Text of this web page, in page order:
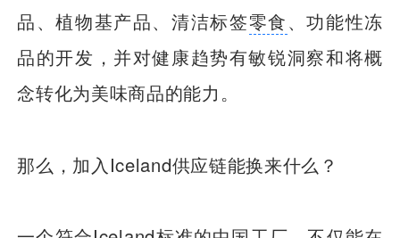
品、植物基产品、清洁标签零食、功能性冻
品的开发，并对健康趋势有敏锐洞察和将概
念转化为美味商品的能力。
那么，加入Iceland供应链能换来什么？